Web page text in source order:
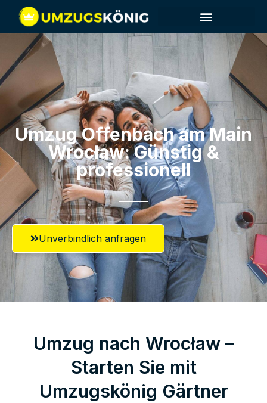
Umzug Offenbach am Main​
Wrocław: Günstig &
professionell​
Unverbindlich anfragen
Umzug nach Wrocław –
Starten Sie mit
Umzugskönig Gärtner